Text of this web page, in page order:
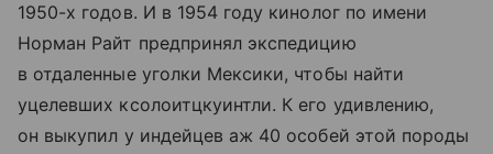
1950-х годов. И в 1954 году кинолог по имени
Норман Райт предпринял экспедицию
в отдаленные уголки Мексики, чтобы найти
уцелевших кcoлоитцкуинтли. К его удивлению,
он выкупил у индейцев аж 40 особей этой породы